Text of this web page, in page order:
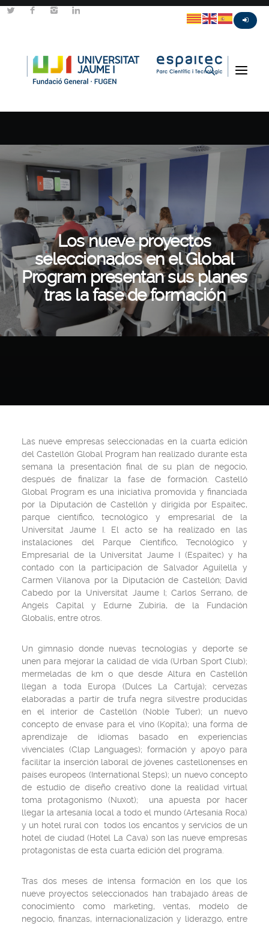
Los nueve proyectos
seleccionados en el Global
Program presentan sus planes
tras la fase de formación
Las nueve empresas seleccionadas en la cuarta edición
del Castellón Global Program han realizado durante esta
semana la presentación final de su plan de negocio,
después de finalizar la fase de formación. Castelló
Global Program es una iniciativa promovida y financiada
por la Diputación de Castellón y dirigida por Espaitec,
parque científico, tecnológico y empresarial de la
Universitat Jaume I. El acto se ha realizado en las
instalaciones del Parque Científico, Tecnológico y
Empresarial de la Universitat Jaume I (Espaitec) y ha
contado con la participación de Salvador Aguilella y
Carmen Vilanova por la Diputación de Castellón; David
Cabedo por la Universitat Jaume I; Carlos Serrano, de
Angels Capital y Edurne Zubiria, de la Fundación
Globalis, entre otros.
Un gimnasio donde nuevas tecnologías y deporte se
unen para mejorar la calidad de vida (Urban Sport Club);
mermeladas de km 0 que desde Altura en Castellón
llegan a toda Europa (Dulces La Cartuja); cervezas
elaboradas a partir de trufa negra silvestre producidas
en el interior de Castellón (Noble Tuber); un nuevo
concepto de envase para el vino (Kopita); una forma de
aprendizaje de idiomas basado en experiencias
vivenciales (Clap Languages); formación y apoyo para
facilitar la inserción laboral de jóvenes castellonenses en
países europeos (International Steps); un nuevo concepto
de estudio de diseño creativo done la realidad virtual
toma protagonismo (Nuxot); una apuesta por hacer
llegar la artesanía local a todo el mundo (Artesanía Roca)
y un hotel rural con todos los encantos y servicios de un
hotel de ciudad (Hotel La Cava) son las nueve empresas
protagonistas de esta cuarta edición del programa.
Tras dos meses de intensa formación en los que los
nueve proyectos seleccionados han trabajado áreas de
conocimiento como marketing, ventas, modelo de
negocio, finanzas, internacionalización y liderazgo, entre